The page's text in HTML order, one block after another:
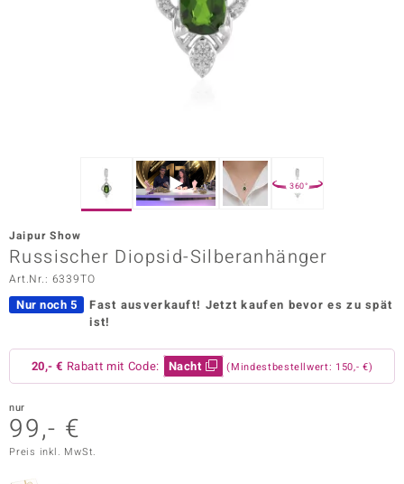
Vogue
Paraíso
360°
Jaipur Show
Russischer Diopsid-Silberanhänger
Art.Nr.: 6339TO
Nur noch 5 Fast ausverkauft! Jetzt kaufen bevor es zu spät
ist!
20,- € Rabatt mit Code: Nacht (Mindestbestellwert: 150,- €)
nur
99,- €
Preis inkl. MwSt.